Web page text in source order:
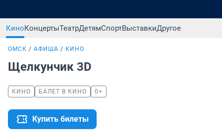
КиноКонцертыТеатрДетямСпортВыставкиДругое
ОМСК АФИША КИНО
Щелкунчик 3D
КИНО БАЛЕТ В КИНО 0+
Купить билеты